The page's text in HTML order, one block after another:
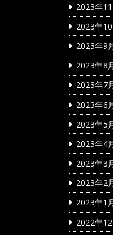
2023年11
2023年10
2023年9
2023年8
2023年7
2023年6
2023年5
2023年4
2023年3
2023年2
2023年1
2022年12